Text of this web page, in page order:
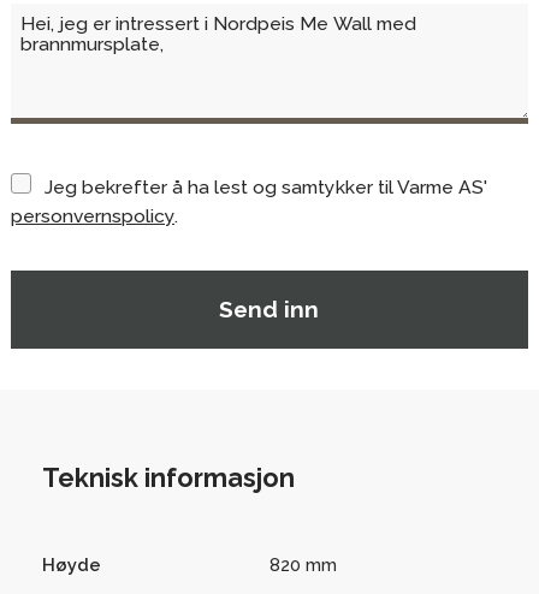
Jeg bekrefter å ha lest og samtykker til Varme AS'
personvernspolicy.
Teknisk informasjon
Høyde 820 mm